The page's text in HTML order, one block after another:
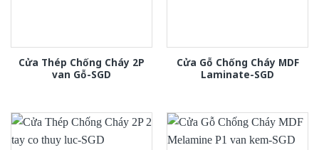
Cửa Thép Chống Cháy 2P
van Gỗ-SGD
Cửa Gỗ Chống Cháy MDF
Laminate-SGD